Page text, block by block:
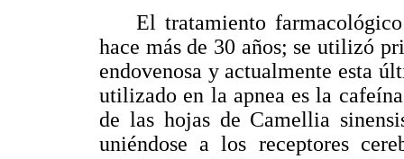
El tratamiento farmacológico
hace más de 30 años; se utilizó
endovenosa y actualmente esta
utilizado en la apnea es la
de las hojas de Camellia
uniéndose a los receptores